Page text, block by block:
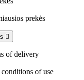
prekės

of delivery
of use